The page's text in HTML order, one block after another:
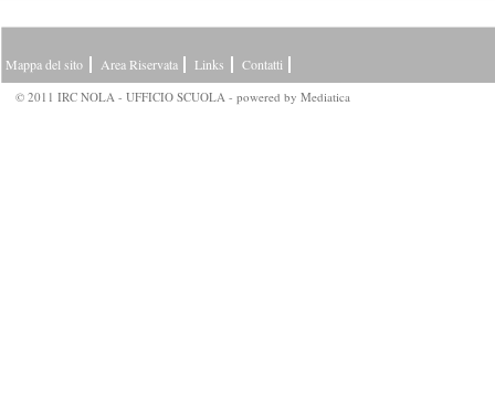
Mappa del sito Area Riservata Links Contatti
© 2011 IRC NOLA - UFFICIO SCUOLA - powered by Mediatica